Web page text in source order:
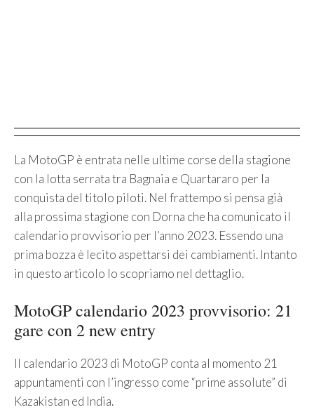
La MotoGP è entrata nelle ultime corse della stagione
con la lotta serrata tra Bagnaia e Quartararo per la
conquista del titolo piloti. Nel frattempo si pensa già
alla prossima stagione con Dorna che ha comunicato il
calendario provvisorio per l’anno 2023. Essendo una
prima bozza è lecito aspettarsi dei cambiamenti. Intanto
in questo articolo lo scopriamo nel dettaglio.
MotoGP calendario 2023 provvisorio: 21
gare con 2 new entry
Il calendario 2023 di MotoGP conta al momento 21
appuntamenti con l’ingresso come “prime assolute” di
Kazakistan ed India.